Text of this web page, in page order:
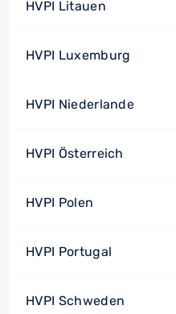
HVPI Litauen
HVPI Luxemburg
HVPI Niederlande
HVPI Österreich
HVPI Polen
HVPI Portugal
HVPI Schweden